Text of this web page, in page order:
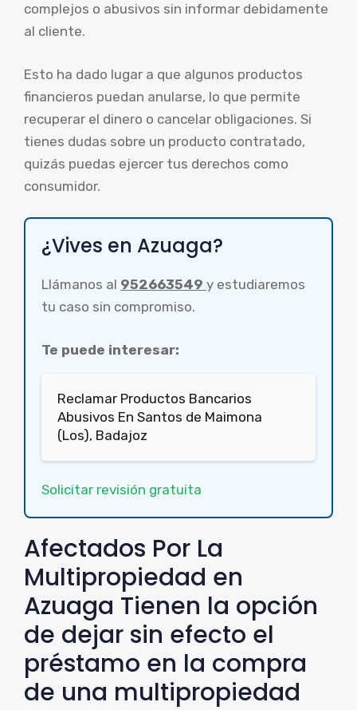
complejos o abusivos sin informar debidamente
al cliente.
Esto ha dado lugar a que algunos productos
financieros puedan anularse, lo que permite
recuperar el dinero o cancelar obligaciones. Si
tienes dudas sobre un producto contratado,
quizás puedas ejercer tus derechos como
consumidor.
¿Vives en Azuaga?
Llámanos al 952663549 y estudiaremos
tu caso sin compromiso.
Te puede interesar:
Reclamar Productos Bancarios
Abusivos En Santos de Maimona
(Los), Badajoz
Solicitar revisión gratuita
Afectados Por La
Multipropiedad en
Azuaga Tienen la opción
de dejar sin efecto el
préstamo en la compra
de una multipropiedad